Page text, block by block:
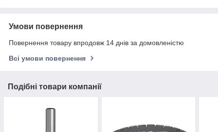
Умови повернення
Повернення товару впродовж 14 днів за домовленістю
Всі умови повернення
Подібні товари компанії